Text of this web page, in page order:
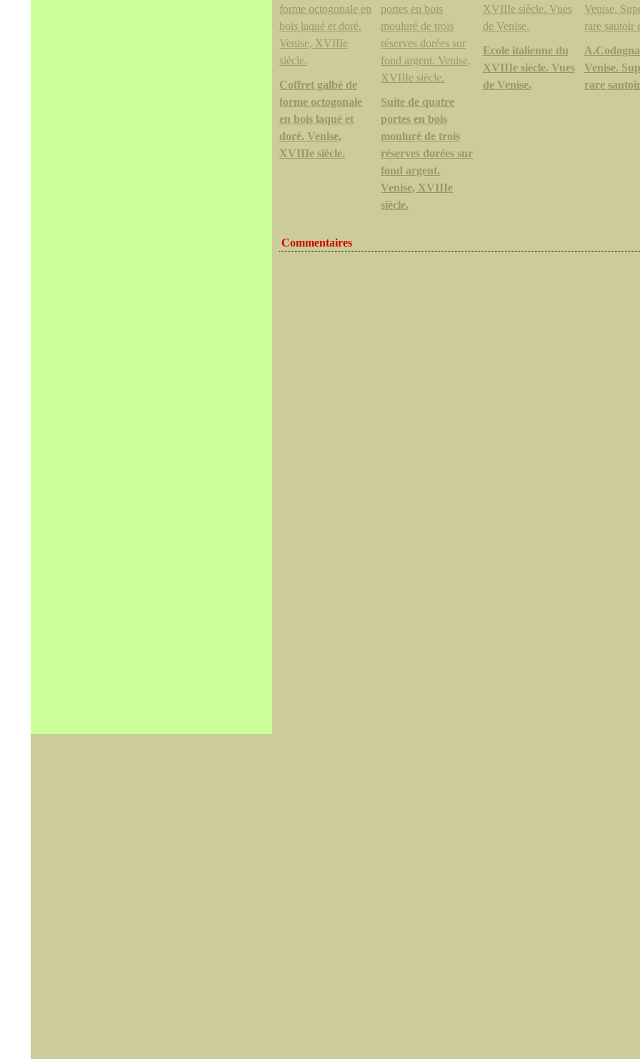
Coffret galbé de
forme octogonale
en bois laqué et
doré. Venise,
XVIIIe siècle.
Suite de quatre
portes en bois
mouluré de trois
réserves dorées sur
fond argent.
Venise, XVIIIe
siècle.
Ecole italienne du
XVIIIe siècle. Vues
de Venise.
Venise.
rare
Commentaires